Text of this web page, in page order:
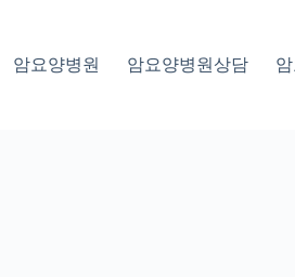
암요양병원 암요양병원상담